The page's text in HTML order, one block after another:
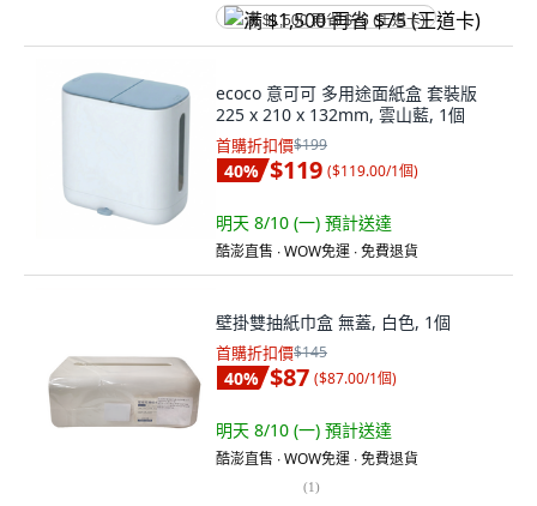
满 $1,500 再省 $75 (王道卡)
ecoco 意可可 多用途面紙盒 套裝版
225 x 210 x 132mm, 雲山藍, 1個
首購折扣價$199
40% $119 ($119.00/1個)
明天 8/10 (一) 預計送達
酷澎直售 ∙ WOW免運 ∙ 免費退貨
壁掛雙抽紙巾盒 無蓋, 白色, 1個
首購折扣價$145
40% $87 ($87.00/1個)
明天 8/10 (一) 預計送達
酷澎直售 ∙ WOW免運 ∙ 免費退貨
(1)